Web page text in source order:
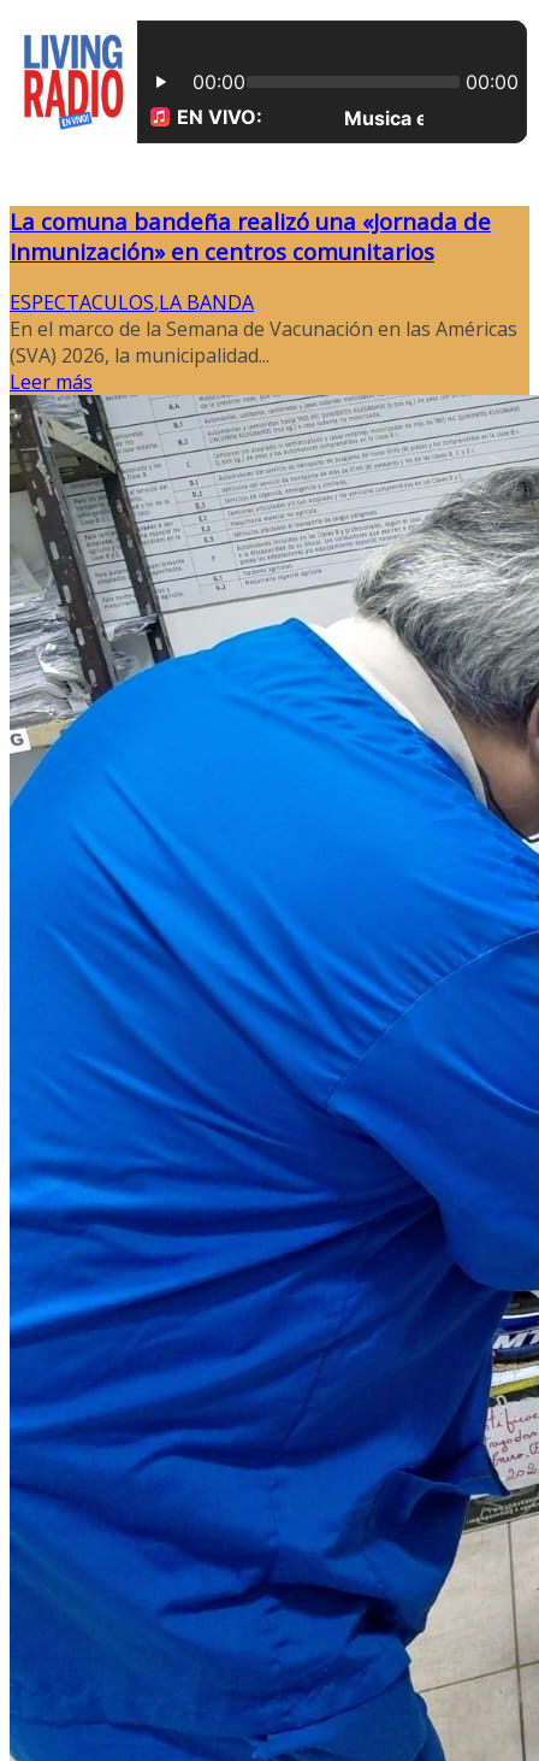
La comuna bandeña realizó una «Jornada de
Inmunización» en centros comunitarios
ESPECTACULOS,LA BANDA
En el marco de la Semana de Vacunación en las Américas
(SVA) 2026, la municipalidad...
Leer más